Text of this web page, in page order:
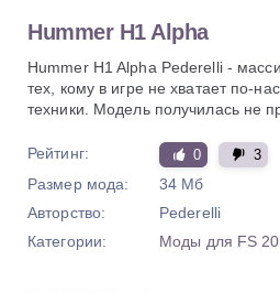
Hummer H1 Alpha
Hummer H1 Alpha Pederelli -
тех, кому в игре не хватает по-
техники. Модель получилась не
Рейтинг: 0 3
Размер мода:
34 Мб
Авторство:
Pederelli
Категории:
Моды для FS